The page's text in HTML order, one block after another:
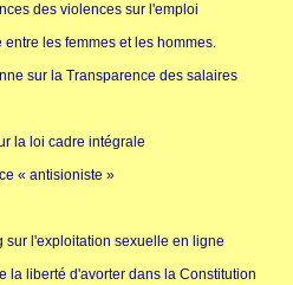
des violences sur l'emploi
les femmes et les hommes.
sur la Transparence des salaires
la loi cadre intégrale
« antisioniste »
sur l'exploitation sexuelle en ligne
la liberté d'avorter dans la Constitution